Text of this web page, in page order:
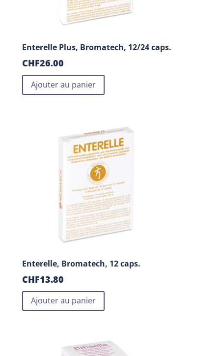
Enterelle Plus, Bromatech, 12/24 caps.
CHF26.00
Ajouter au panier
Enterelle, Bromatech, 12 caps.
CHF13.80
Ajouter au panier